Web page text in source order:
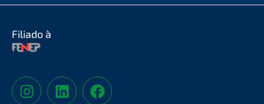
Filiado à